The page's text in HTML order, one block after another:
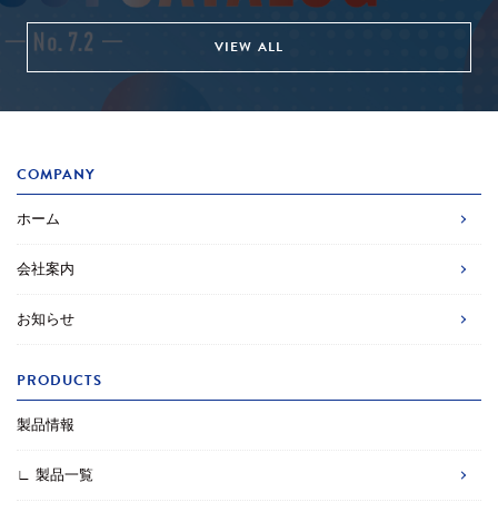
VIEW ALL
COMPANY
ホーム
会社案内
お知らせ
PRODUCTS
製品情報
∟ 製品一覧